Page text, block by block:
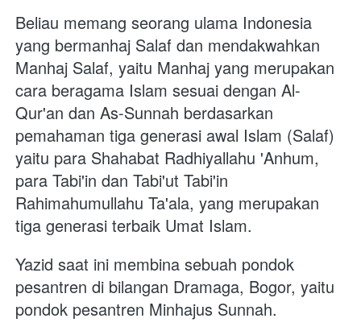
Beliau memang seorang ulama Indonesia
yang bermanhaj Salaf dan mendakwahkan
Manhaj Salaf, yaitu Manhaj yang merupakan
cara beragama Islam sesuai dengan Al-
Qur'an dan As-Sunnah berdasarkan
pemahaman tiga generasi awal Islam (Salaf)
yaitu para Shahabat Radhiyallahu 'Anhum,
para Tabi'in dan Tabi'ut Tabi'in
Rahimahumullahu Ta'ala, yang merupakan
tiga generasi terbaik Umat Islam.
Yazid saat ini membina sebuah pondok
pesantren di bilangan Dramaga, Bogor, yaitu
pondok pesantren Minhajus Sunnah.